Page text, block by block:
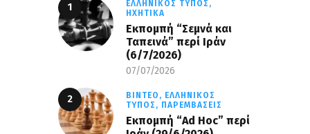
ΕΛΛΗΝΙΚΌΣ ΤΎΠΟΣ,
ΗΧΗΤΙΚΆ
Εκπομπή “Σεμνά και
Ταπεινά” περί Ιράν
(6/7/2026)
07/07/2026
ΒΊΝΤΕΟ, ΕΛΛΗΝΙΚΌΣ
ΤΎΠΟΣ, ΠΑΡΕΜΒΆΣΕΙΣ
Εκπομπή “Ad Hoc” περί